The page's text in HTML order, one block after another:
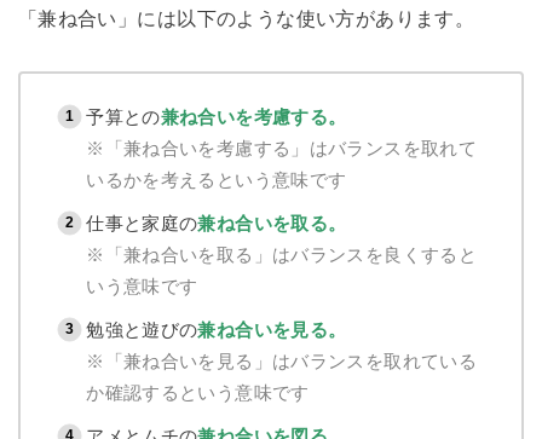
「兼ね合い」には以下のような使い方があります。
予算との兼ね合いを考慮する。
※「兼ね合いを考慮する」はバランスを取れて
いるかを考えるという意味です
仕事と家庭の兼ね合いを取る。
※「兼ね合いを取る」はバランスを良くすると
いう意味です
勉強と遊びの兼ね合いを見る。
※「兼ね合いを見る」はバランスを取れている
か確認するという意味です